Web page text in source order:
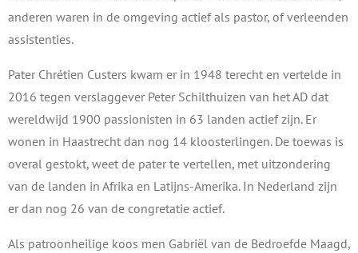
anderen waren in de omgeving actief als pastor, of verleenden
assistenties.
Pater Chrétien Custers kwam er in 1948 terecht en vertelde in
2016 tegen verslaggever Peter Schilthuizen van het AD dat
wereldwijd 1900 passionisten in 63 landen actief zijn. Er
wonen in Haastrecht dan nog 14 kloosterlingen. De toewas is
overal gestokt, weet de pater te vertellen, met uitzondering
van de landen in Afrika en Latijns-Amerika. In Nederland zijn
er dan nog 26 van de congretatie actief.
Als patroonheilige koos men Gabriël van de Bedroefde Maagd,